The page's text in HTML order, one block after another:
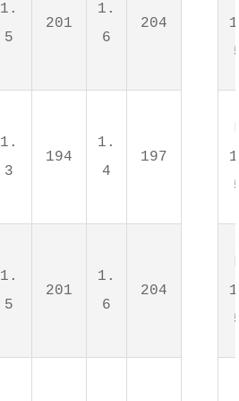
1.
5
201
1.
6
204
1.
3
194
1.
4
197
1.
5
201
1.
6
204